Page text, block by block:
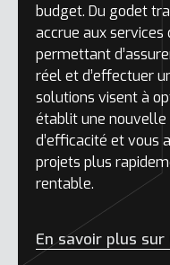
budget. Du godet
accrue aux services
permettant
réel et d’effectuer
solutions visent à
établit une
d’efficacité et vous
projets plus
rentable.
En savoir plus